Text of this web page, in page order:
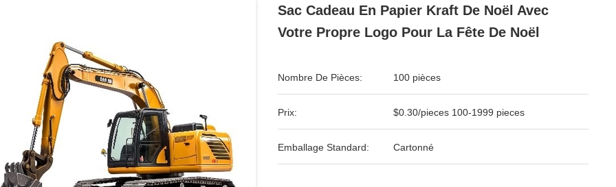
Sac Cadeau En Papier Kraft De Noël Avec
Votre Propre Logo Pour La Fête De Noël
Nombre De Pièces: 100 pièces
Prix: $0.30/pieces 100-1999 pieces
Emballage Standard: Cartonné